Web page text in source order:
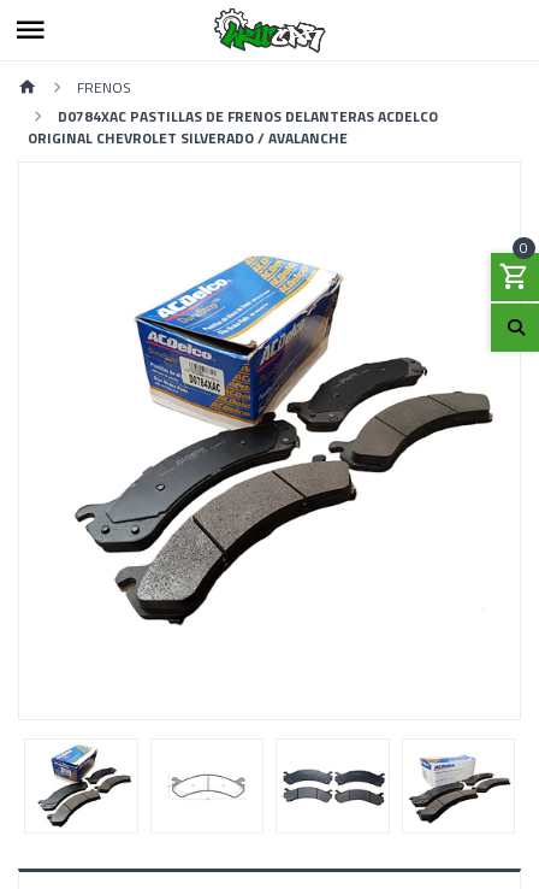
0
FRENOS
D0784XAC PASTILLAS DE FRENOS DELANTERAS ACDELCO
ORIGINAL CHEVROLET SILVERADO / AVALANCHE